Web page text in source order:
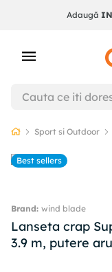
Adaugă
Sport si Outdoor
Best sellers
wind blade
Lanseta crap
3.9 m, putere